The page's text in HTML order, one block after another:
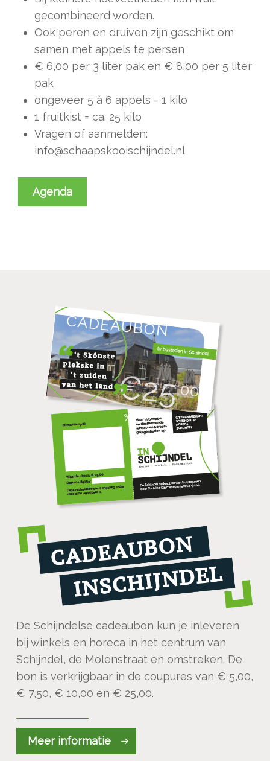
gecombineerd worden.
Ook peren en druiven zijn geschikt om
samen met appels te persen
€ 6,00 per 3 liter pak en € 8,00 per 5 liter
pak
ongeveer 5 à 6 appels = 1 kilo
1 fruitkist = ca. 25 kilo
Vragen of aanmelden:
info@schaapskooischijndel.nl
Agenda
De Schijndelse cadeaubon kun je inleveren
bij winkels en horeca in het centrum van
Schijndel, de Molenstraat en omstreken. De
bon is verkrijgbaar in de coupures van € 5,00,
€ 7,50, € 10,00 en € 25,00.
Meer informatie